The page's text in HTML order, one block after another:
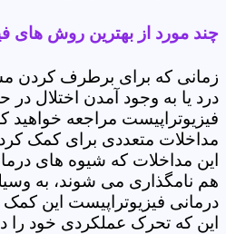
چند مورد از بهترین روش های
زمانی که برای برطرف کردن
درد یا به وجود آمدن اختلال
فیزیوتراپیست مراجعه خواهید
مداخلات متعددی برای کمک
این مداخلات که شیوه های
هم نامگذاری می شوند، به
درمانی فیزیوتراپیست این کمک
این که تحرک عملکردی خود را